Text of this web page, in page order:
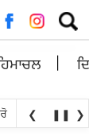
ਲਈ
ਖੋਜ:
ਅੱਗੇ ਤਰਨ
❮ ❚❚ ❯